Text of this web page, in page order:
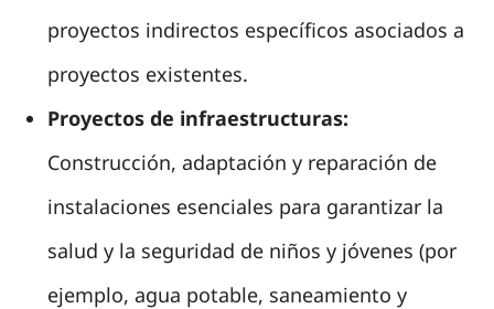
proyectos indirectos específicos asociados a
proyectos existentes.
Proyectos de infraestructuras:
Construcción, adaptación y reparación de
instalaciones esenciales para garantizar la
salud y la seguridad de niños y jóvenes (por
ejemplo, agua potable, saneamiento y